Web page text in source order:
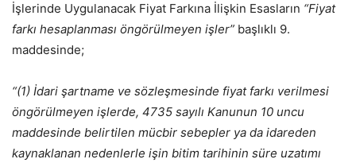
İşlerinde Uygulanacak Fiyat Farkına İlişkin Esasların “Fiyat
farkı hesaplanması öngörülmeyen işler” başlıklı 9.
maddesinde;
“(1) İdari şartname ve sözleşmesinde fiyat farkı verilmesi
öngörülmeyen işlerde, 4735 sayılı Kanunun 10 uncu
maddesinde belirtilen mücbir sebepler ya da idareden
kaynaklanan nedenlerle işin bitim tarihinin süre uzatımı